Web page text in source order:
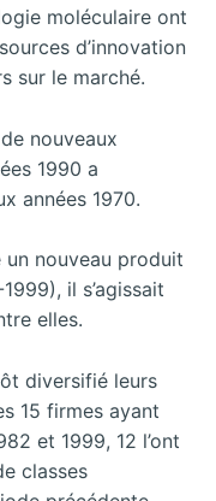
moléculaire ont
d’innovation
sur le marché.
nouveaux
1990 a
années 1970.
nouveau produit
il s’agissait
elles.
diversifié leurs
15 firmes ayant
et 1999, 12 l’ont
classes